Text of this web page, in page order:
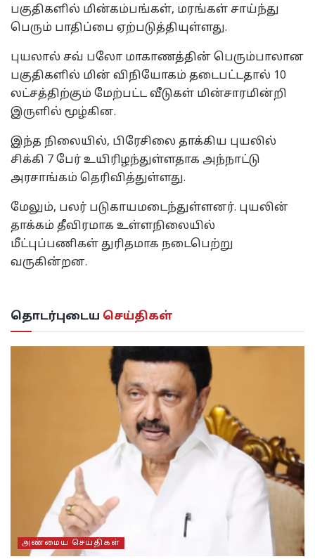
பகுதிகளில் மின்கம்பங்கள், மரங்கள் சாய்ந்து
பெரும் பாதிப்பை ஏற்படுத்தியுள்ளது.
புயலால் சவ் பலோ மாகாணத்தின் பெரும்பாலான
பகுதிகளில் மின் விநியோகம் தடைபட்டதால் 10
லட்சத்திற்கும் மேற்பட்ட வீடுகள் மின்சாரமின்றி
இருளில் மூழ்கின.
இந்த நிலையில், பிரேசிலை தாக்கிய புயலில்
சிக்கி 7 பேர் உயிரிழந்துள்ளதாக அந்நாட்டு
அரசாங்கம் தெரிவித்துள்ளது.
மேலும், பலர் படுகாயமடைந்துள்ளனர். புயலின்
தாக்கம் தீவிரமாக உள்ளநிலையில்
மீட்புப்பணிகள் துரிதமாக நடைபெற்று
வருகின்றன.
தொடர்புடைய செய்திகள்
அண்மைய செய்திகள்